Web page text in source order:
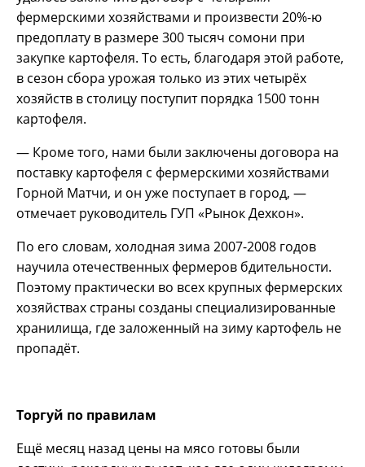
фермерскими хозяйствами и произвести 20%-ю
предоплату в размере 300 тысяч сомони при
закупке картофеля. То есть, благодаря этой работе,
в сезон сбора урожая только из этих четырёх
хозяйств в столицу поступит порядка 1500 тонн
картофеля.
— Кроме того, нами были заключены договора на
поставку картофеля с фермерскими хозяйствами
Горной Матчи, и он уже поступает в город, —
отмечает руководитель ГУП «Рынок Дехкон».
По его словам, холодная зима 2007-2008 годов
научила отечественных фермеров бдительности.
Поэтому практически во всех крупных фермерских
хозяйствах страны созданы специализированные
хранилища, где заложенный на зиму картофель не
пропадёт.
Торгуй по правилам
Ещё месяц назад цены на мясо готовы были